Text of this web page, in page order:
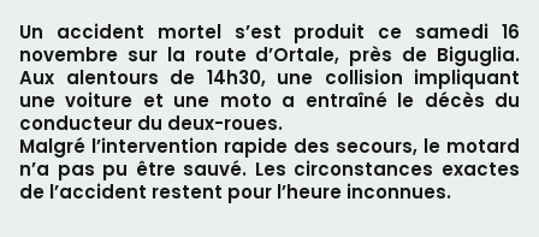
Un accident mortel s’est produit ce samedi 16
novembre sur la route d’Ortale, près de Biguglia.
Aux alentours de 14h30, une collision impliquant
une voiture et une moto a entraîné le décès du
conducteur du deux-roues.
Malgré l’intervention rapide des secours, le motard
n’a pas pu être sauvé. Les circonstances exactes
de l’accident restent pour l’heure inconnues.